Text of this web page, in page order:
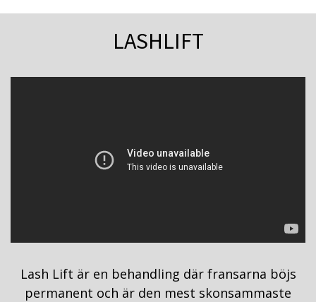
LASHLIFT
Lash Lift är en behandling där fransarna böjs
permanent och är den mest skonsammaste